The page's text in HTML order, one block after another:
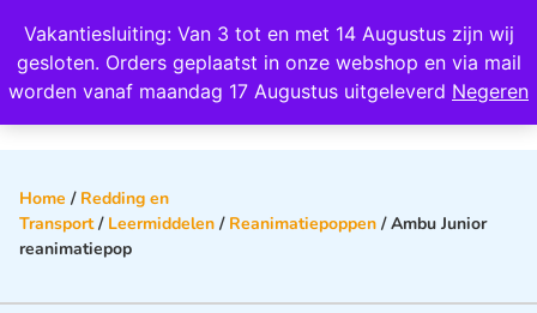
Vakantiesluiting: Van 3 tot en met 14 Augustus zijn wij
gesloten. Orders geplaatst in onze webshop en via mail
worden vanaf maandag 17 Augustus uitgeleverd Negeren
Wij scoren een 4,8 op Google
Home / Redding en
Transport/ Leermiddelen / Reanimatiepoppen / Ambu Junior
reanimatiepop